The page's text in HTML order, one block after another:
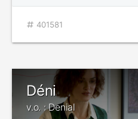
401581
Déni
v.o. : Denial